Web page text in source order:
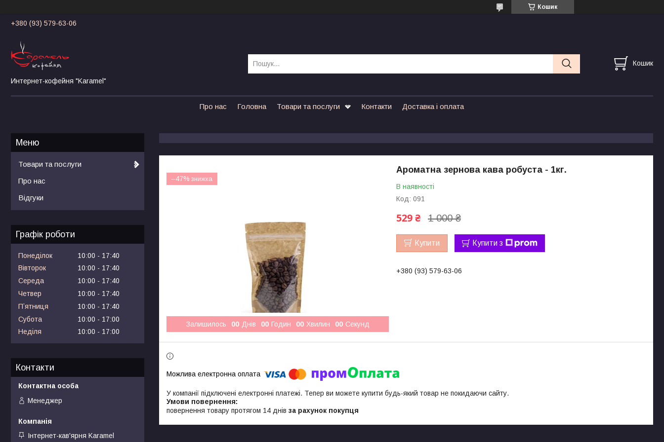
Кошик
+380 (93) 579-63-06
Интернет-кофейня "Karamel"
Кошик
Про нас Головна Товари та послуги Контакти Доставка і оплата
–47%
Залишилось 00 Днів 00 Годин 00 Хвилин 00 Секунд
Ароматна зернова кава робуста - 1кг.
В наявності
Код: 091
1 000 ₴
529 ₴
Купити Купити з
+380 (93) 579-63-06
У компанії підключені електронні платежі. Тепер ви можете купити будь-який товар не покидаючи сайту.
повернення товару протягом 14 днів за рахунок покупця
Товари та послуги
Про нас
Відгуки
Графік роботи
Понеділок 10:00
17:40
Вівторок
10:00
17:40
Середа
10:00
17:40
Четвер
10:00
17:40
Пʼятниця
10:00
17:40
Субота
10:00
17:00
Неділя
10:00 17:00
Контакти
Менеджер
Інтернет-кав'ярня Karamel